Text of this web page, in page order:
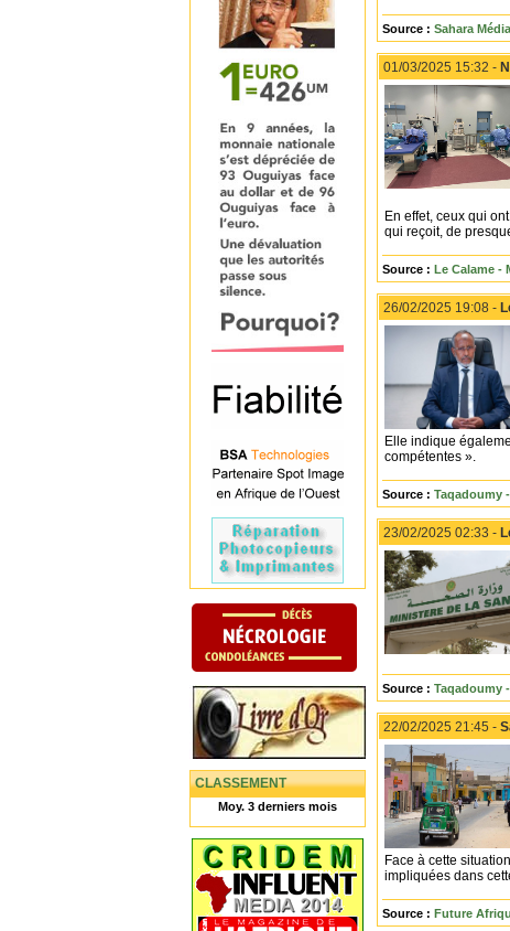
CLASSEMENT
Moy. 3 derniers mois
Source : Sahara
01/03/2025 15:32 -
En effet, ceux qui
qui reçoit, de
Source : Le Calame -
26/02/2025 19:08 -
Elle indique
compétentes ».
Source : Taqadoumy
23/02/2025 02:33 -
Source : Taqadoumy
22/02/2025 21:45 -
Face à cette
impliquées dans
Source : Future